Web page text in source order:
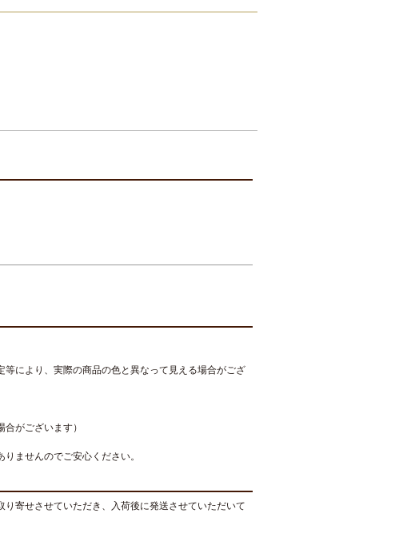
により、実際の商品の色と異なって見える場合がござ
がございます）
ませんのでご安心ください。
寄せさせていただき、入荷後に発送させていただいて